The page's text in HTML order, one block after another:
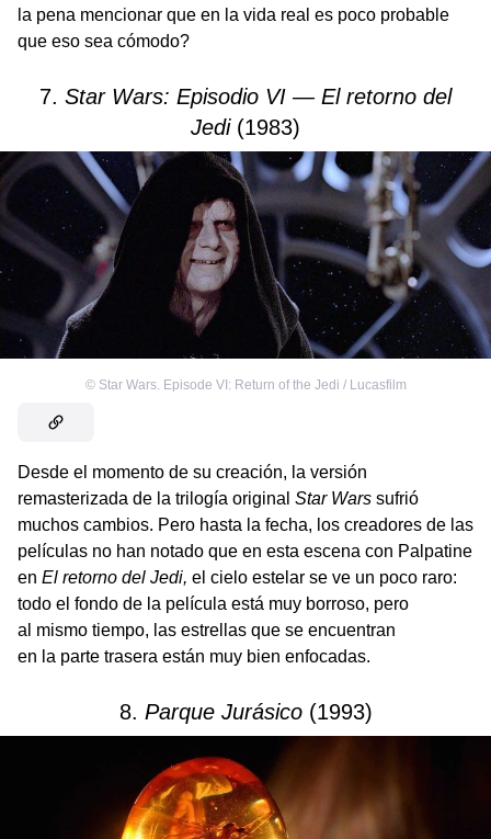
la pena mencionar que en la vida real es poco probable
que eso sea cómodo?
7. Star Wars: Episodio VI — El retorno del
Jedi(1983)
© Star Wars. Episode VI: Return of the Jedi / Lucasfilm
Desde el momento de su creación, la versión
remasterizada de la trilogía original Star Wars sufrió
muchos cambios. Pero hasta la fecha, los creadores de las
películas no han notado que en esta escena con Palpatine
en El retorno del Jedi, el cielo estelar se ve un poco raro:
todo el fondo de la película está muy borroso, pero
al mismo tiempo, las estrellas que se encuentran
en la parte trasera están muy bien enfocadas.
8. Parque Jurásico (1993)